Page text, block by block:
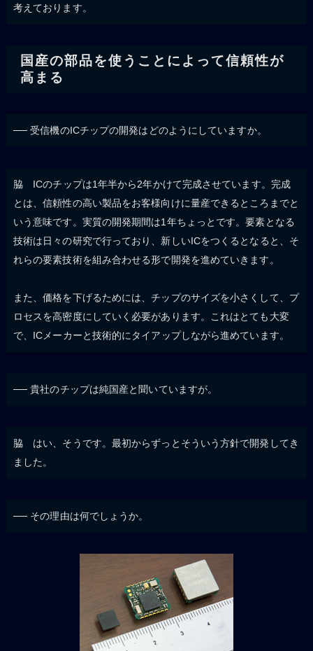
考えております。
国産の部品を使うことによって信頼性が
高まる
── 受信機のICチップの開発はどのようにしていますか。
脇 ICのチップは1年半から2年かけて完成させています。完成
とは、信頼性の高い製品をお客様向けに量産できるところまでと
いう意味です。実質の開発期間は1年ちょっとです。要素となる
技術は日々の研究で行っており、新しいICをつくるとなると、そ
れらの要素技術を組み合わせる形で開発を進めていきます。
また、価格を下げるためには、チップのサイズを小さくして、プ
ロセスを高密度にしていく必要があります。これはとても大変
で、ICメーカーと技術的にタイアップしながら進めています。
── 貴社のチップは純国産と聞いていますが。
脇 はい、そうです。最初からずっとそういう方針で開発してき
ました。
── その理由は何でしょうか。